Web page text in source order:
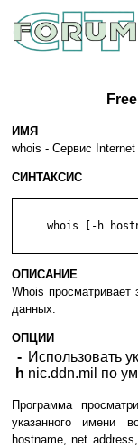
ИМЯ
whois - Сервис
СИНТАКСИС
whois [-h
ОПИСАНИЕ
Whois просматривает
данных.
ОПЦИИ
-
h
Использовать
nic.ddn.mil по
Программа
указанного имени
hostname, net